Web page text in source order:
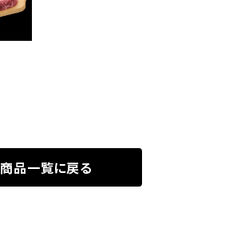
商品一覧に戻る